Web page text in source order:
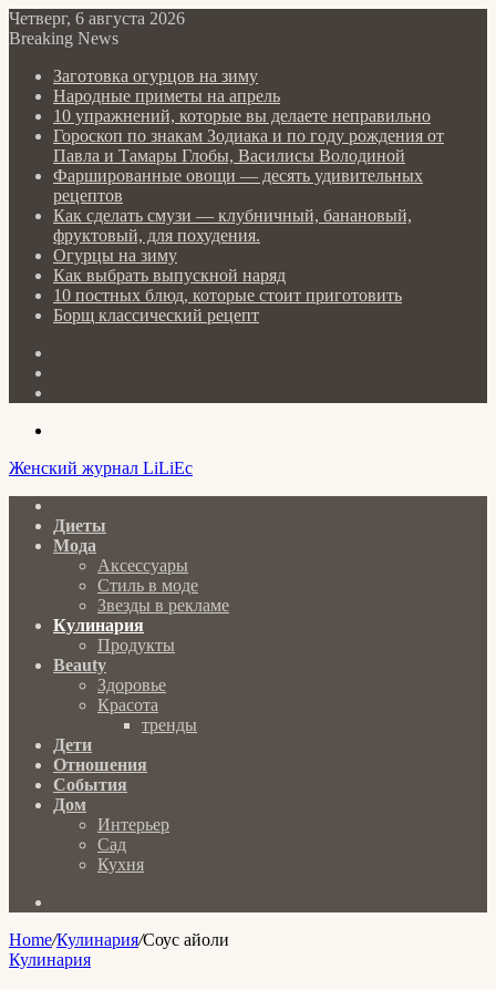
Четверг, 6 августа 2026
Breaking News
Заготовка огурцов на зиму
Народные приметы на апрель
10 упражнений, которые вы делаете неправильно
Гороскоп по знакам Зодиака и по году рождения от
Павла и Тамары Глобы, Василисы Володиной
Фаршированные овощи — десять удивительных
рецептов
Как сделать cмузи — клубничный, банановый,
фруктовый, для похудения.
Огурцы на зиму
Как выбрать выпускной наряд
10 постных блюд, которые стоит приготовить
Борщ классический рецепт
Женский журнал LiLiEc
Диеты
Мода
Аксессуары
Стиль в моде
Звезды в рекламе
Кулинария
Продукты
Beauty
Здоровье
Красота
тренды
Дети
Отношения
События
Дом
Интерьер
Сад
Кухня
Home/Кулинария/Соус айоли
Кулинария